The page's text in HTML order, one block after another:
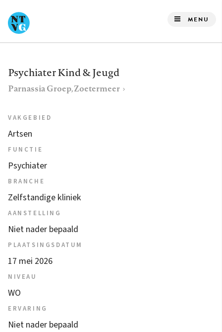
naar
de
gaan
MENU
Psychiater Kind & Jeugd
Parnassia Groep, Zoetermeer
VAKGEBIED
Artsen
FUNCTIE
Psychiater
BRANCHE
Zelfstandige kliniek
AANSTELLING
Niet nader bepaald
PLAATSINGSDATUM
17 mei 2026
NIVEAU
WO
ERVARING
Niet nader bepaald